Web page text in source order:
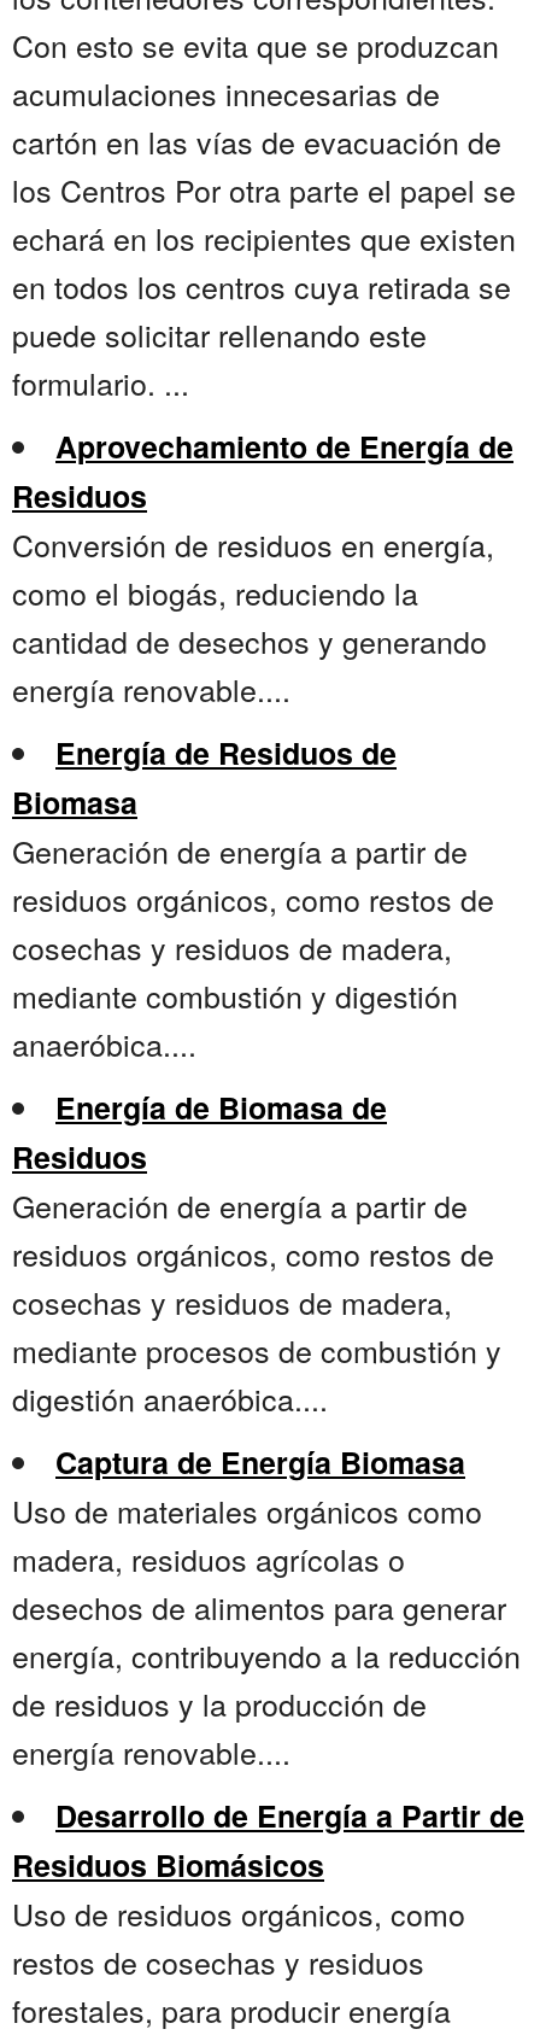
Con esto se evita que se produzcan
acumulaciones innecesarias de
cartón en las vías de evacuación de
los Centros Por otra parte el papel se
echará en los recipientes que existen
en todos los centros cuya retirada se
puede solicitar rellenando este
formulario. ...
Aprovechamiento de Energía de
Residuos
Conversión de residuos en energía,
como el biogás, reduciendo la
cantidad de desechos y generando
energía renovable....
Energía de Residuos de
Biomasa
Generación de energía a partir de
residuos orgánicos, como restos de
cosechas y residuos de madera,
mediante combustión y digestión
anaeróbica....
Energía de Biomasa de
Residuos
Generación de energía a partir de
residuos orgánicos, como restos de
cosechas y residuos de madera,
mediante procesos de combustión y
digestión anaeróbica....
Captura de Energía Biomasa
Uso de materiales orgánicos como
madera, residuos agrícolas o
desechos de alimentos para generar
energía, contribuyendo a la reducción
de residuos y la producción de
energía renovable....
Desarrollo de Energía a Partir de
Residuos Biomásicos
Uso de residuos orgánicos, como
restos de cosechas y residuos
forestales, para producir energía